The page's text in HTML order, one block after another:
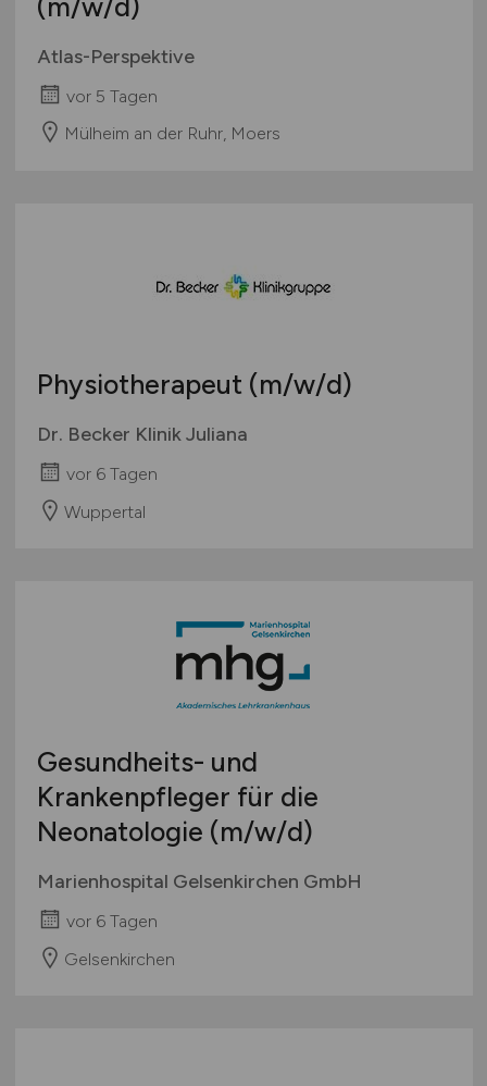
Atlas-Perspektive
vor 5 Tagen
Mülheim an der Ruhr, Moers
Physiotherapeut (m/w/d)
Dr. Becker Klinik Juliana
vor 6 Tagen
Wuppertal
Gesundheits- und
Krankenpfleger für die
Neonatologie (m/w/d)
Marienhospital Gelsenkirchen GmbH
vor 6 Tagen
Gelsenkirchen